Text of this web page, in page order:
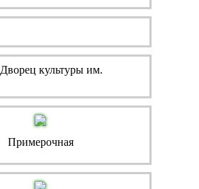
Дворец культуры им.
Примерочная